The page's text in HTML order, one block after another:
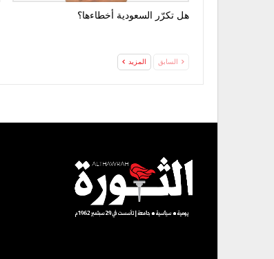
هل تكرّر السعودية أخطاءها؟
السابق المزيد